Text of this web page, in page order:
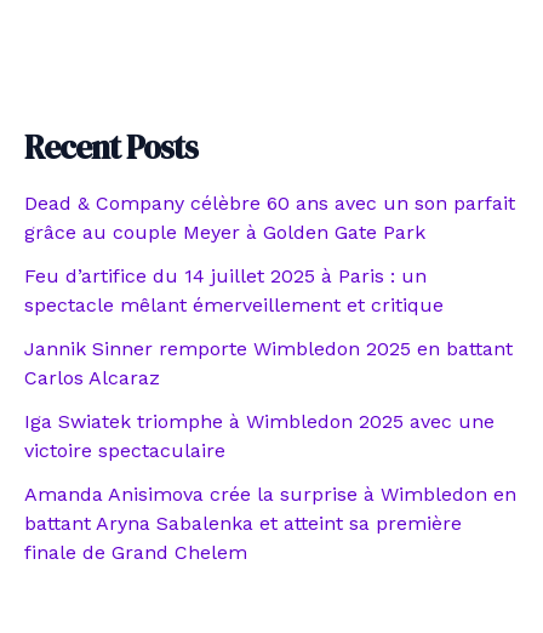
Recent Posts
Dead & Company célèbre 60 ans avec un son parfait
grâce au couple Meyer à Golden Gate Park
Feu d’artifice du 14 juillet 2025 à Paris : un
spectacle mêlant émerveillement et critique
Jannik Sinner remporte Wimbledon 2025 en battant
Carlos Alcaraz
Iga Swiatek triomphe à Wimbledon 2025 avec une
victoire spectaculaire
Amanda Anisimova crée la surprise à Wimbledon en
battant Aryna Sabalenka et atteint sa première
finale de Grand Chelem